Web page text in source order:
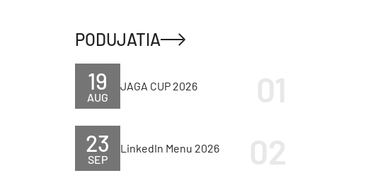
PODUJATIA
AUG
19 JAGA CUP 2026
SEP
23 LinkedIn Menu 2026